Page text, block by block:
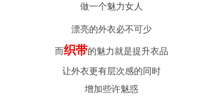
做一个魅力女人
漂亮的外衣必不可少
而织带的魅力就是提升衣品
让外衣更有层次感的同时
增加些许魅惑